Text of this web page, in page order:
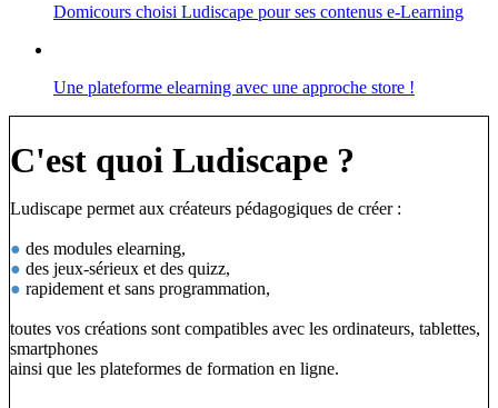
Domicours choisi Ludiscape pour ses contenus e-Learning
Une plateforme elearning avec une approche store !
C'est quoi Ludiscape ?
Ludiscape permet aux créateurs pédagogiques de créer :
● des modules elearning,
● des jeux-sérieux et des quizz,
● rapidement et sans programmation,
toutes vos créations sont compatibles avec les ordinateurs, tablettes,
smartphones
ainsi que les plateformes de formation en ligne.